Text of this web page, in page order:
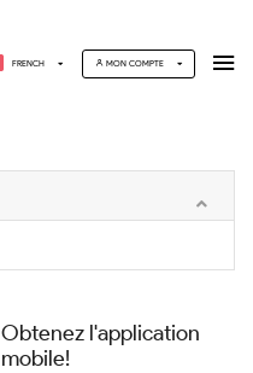
FRENCH MON COMPTE
Obtenez l'application
mobile!